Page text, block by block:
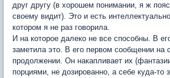
друг другу (в хорошем понимании, я ж
своему видит). Это и есть
котором я не раз говорила.
И на которое далеко не все способны. В
заметила это. В его первом сообщении на
продолжении. Он накапливает их
порциями, не дозированно, а себе куда-то